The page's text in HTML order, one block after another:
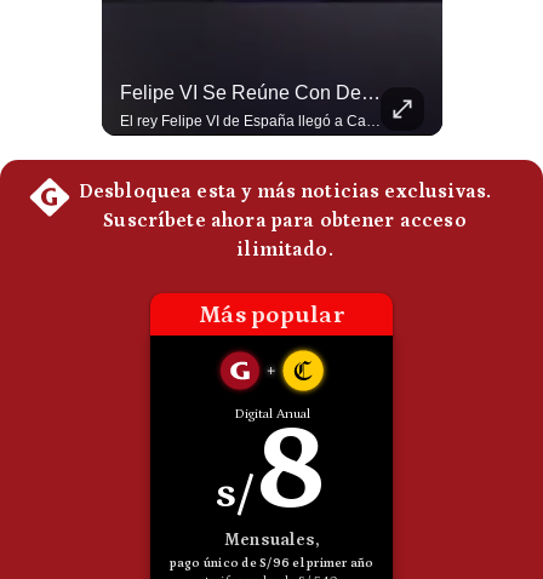
Felipe VI Se Reúne Con De La Espriella Antes De La Investidura | Gestión Mundo